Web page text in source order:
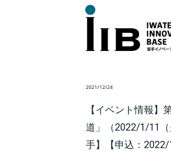
2021/12/24
【イベント情報
道」（2022/1/11
手】【申込：